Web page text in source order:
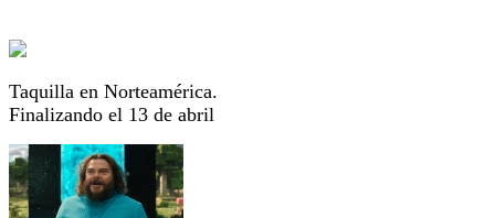
Taquilla en Norteamérica.
Finalizando el 13 de abril